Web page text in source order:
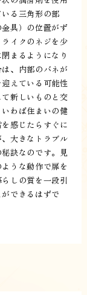
る三角形の部
具）の位置がず
イクのネジを少
まるようになり
、内部のバネが
えている可能性
新しいものと交
わば住まいの健
感じたらすぐに
大きなトラブル
訣なのです。見
うな動作で扉を
しの質を一段引
できるはずで